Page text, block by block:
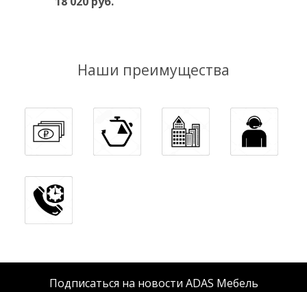
Наши преимущества
Подписаться на новости ADAS Мебель